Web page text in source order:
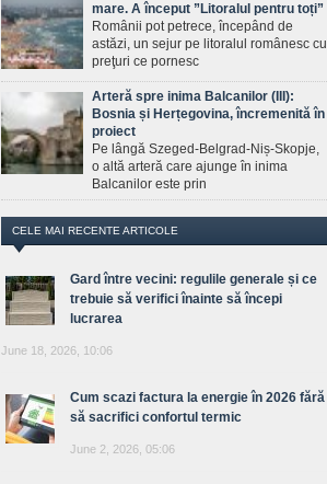
mare. A început ”Litoralul pentru toți”
Românii pot petrece, începând de
astăzi, un sejur pe litoralul românesc cu
preţuri ce pornesc
Arteră spre inima Balcanilor (III):
Bosnia și Herțegovina, încremenită în
proiect
Pe lângă Szeged-Belgrad-Niș-Skopje,
o altă arteră care ajunge în inima
Balcanilor este prin
CELE MAI RECENTE ARTICOLE
Gard între vecini: regulile generale și ce
trebuie să verifici înainte să începi
lucrarea
June 18, 2026, 10:06
Cum scazi factura la energie în 2026 fără
să sacrifici confortul termic
June 2, 2026, 05:06